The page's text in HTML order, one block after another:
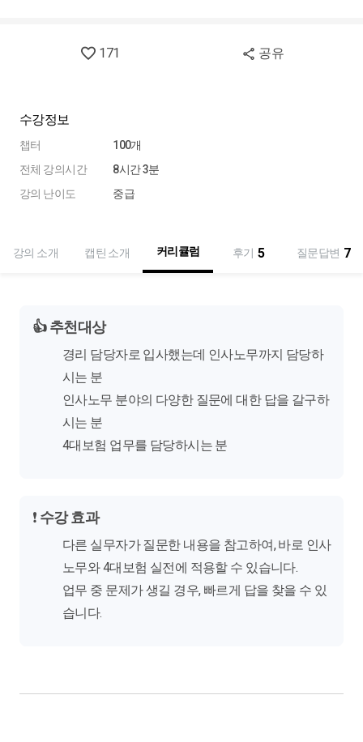
171 공유
수강정보
챕터
전체 강의시간
강의 난이도
100개
8시간 3분
중급
강의 소개 캡틴 소개 커리큘럼 후기 5 질문답변 7
👍 추천대상
경리 담당자로 입사했는데 인사노무까지 담당하
시는 분
인사노무 분야의 다양한 질문에 대한 답을 갈구하
시는 분
4대보험 업무를 담당하시는 분
❗ 수강 효과
다른 실무자가 질문한 내용을 참고하여, 바로 인사
노무와 4대보험 실전에 적용할 수 있습니다.
업무 중 문제가 생길 경우, 빠르게 답을 찾을 수 있
습니다.